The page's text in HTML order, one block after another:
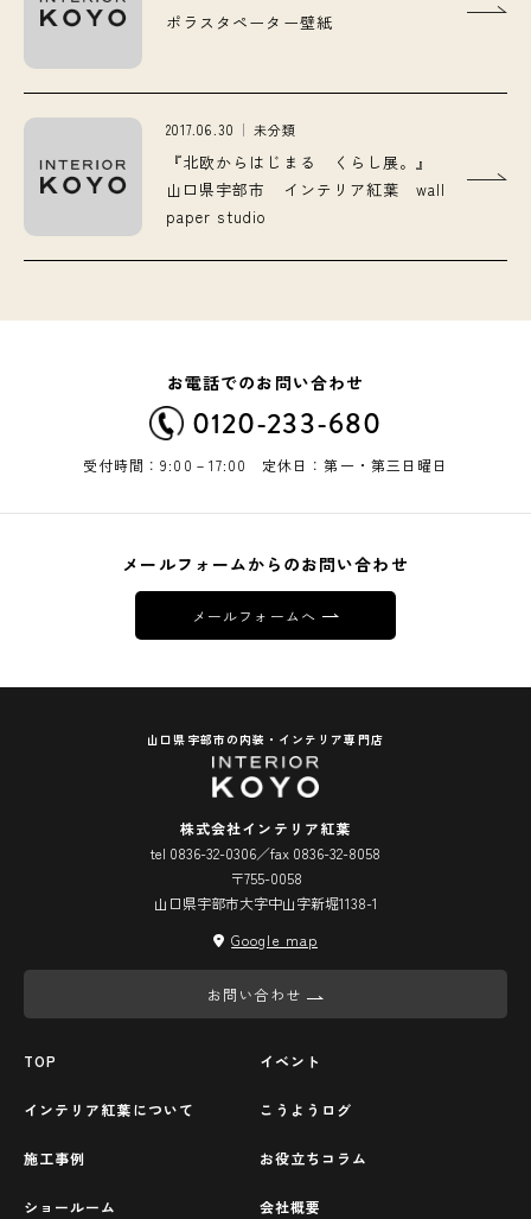
ポラスタペーター壁紙
2017.06.30 未分類
『北欧からはじまる くらし展。』
山口県宇部市 インテリア紅葉 wall
paper studio
お電話でのお問い合わせ
0120-233-680
受付時間：9:00－17:00 定休日：第一・第三日曜日
メールフォームからのお問い合わせ
メールフォームへ
山口県宇部市の内装・インテリア専門店
株式会社インテリア紅葉
tel 0836-32-0306／fax 0836-32-8058
〒755-0058
山口県宇部市大字中山字新堀1138-1
Google map
お問い合わせ
TOP
インテリア紅葉について
施工事例
ショールーム
イベント
こうようログ
お役立ちコラム
会社概要